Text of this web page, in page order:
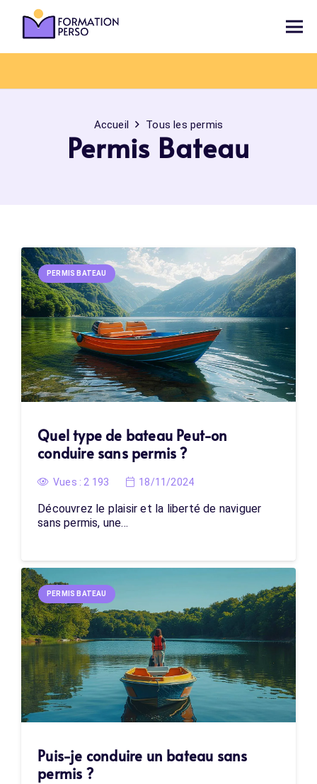
Accueil Tous les permis
Permis Bateau
PERMIS BATEAU
Quel type de bateau Peut-on
conduire sans permis ?
Vues : 2 193 18/11/2024
Découvrez le plaisir et la liberté de naviguer
sans permis, une…
PERMIS BATEAU
Puis-je conduire un bateau sans
permis ?